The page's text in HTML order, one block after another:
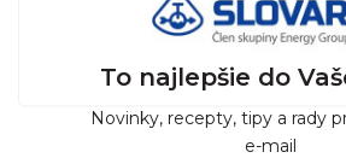
To najlepšie do
Novinky, recepty, tipy a rady
e-mail